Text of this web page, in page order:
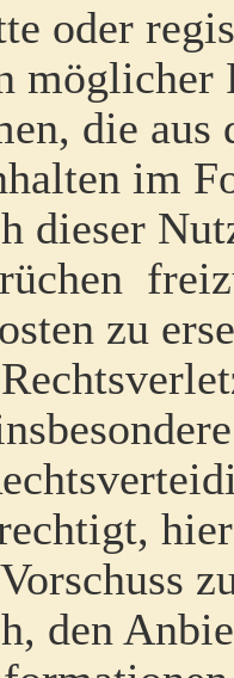
oder
möglicher
die
im
dieser
zu
den